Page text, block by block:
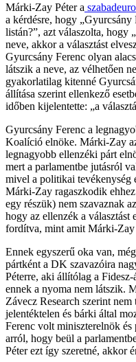
Márki-Zay Péter a
a kérdésre, hogy „Gyurcsány
listán?”, azt válaszolta, hogy
neve, akkor a választást
Gyurcsány Ferenc olyan
látszik a neve, az vélhetően
gyakorlatilag kitenné
állítása szerint ellenkező
időben kijelentette: „a
Gyurcsány Ferenc a
Koalíció elnöke. Márki-Zay
legnagyobb ellenzéki párt
mert a parlamentbe jutásról
mivel a politikai tevékenység
Márki-Zay ragaszkodik
egy részük) nem szavaznak
hogy az ellenzék a
fordítva, mint amit Márki-Zay
Ennek egyszerű oka van,
pártként a DK szavazóira
Péterre, aki állítólag a
ennek a nyoma nem látszik.
Závecz Research szerint
jelentéktelen és bárki által
Ferenc volt miniszterelnök
arról, hogy beül a
Péter ezt így szeretné, akkor